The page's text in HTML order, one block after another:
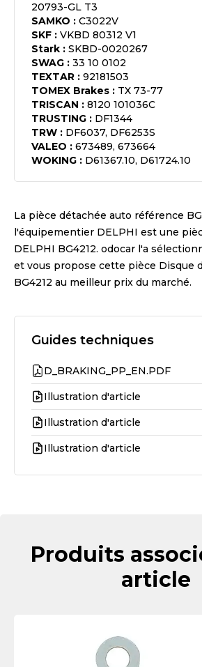
20793-GL T3
SAMKO : C3022V
SKF : VKBD 80312 V1
Stark : SKBD-0020267
SWAG : 33 10 0102
TEXTAR : 92181503
TOMEX Brakes : TX 73-77
TRISCAN : 8120 101036C
TRUSTING : DF1344
TRW : DF6037, DF6253S
VALEO : 673489, 673664
WOKING : D61367.10, D61724.10
La pièce détachée auto référence
l'équipementier DELPHI est une
DELPHI BG4212. odocar l'a
et vous propose cette pièce Disque
BG4212 au meilleur prix du marché.
Guides techniques
D_BRAKING_PP_EN.PDF
Illustration d'article
Illustration d'article
Illustration d'article
Produits
article